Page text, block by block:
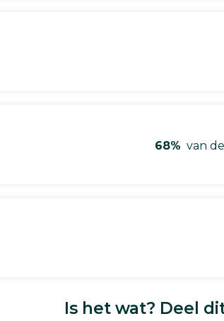
68% van
Is het wat? Deel